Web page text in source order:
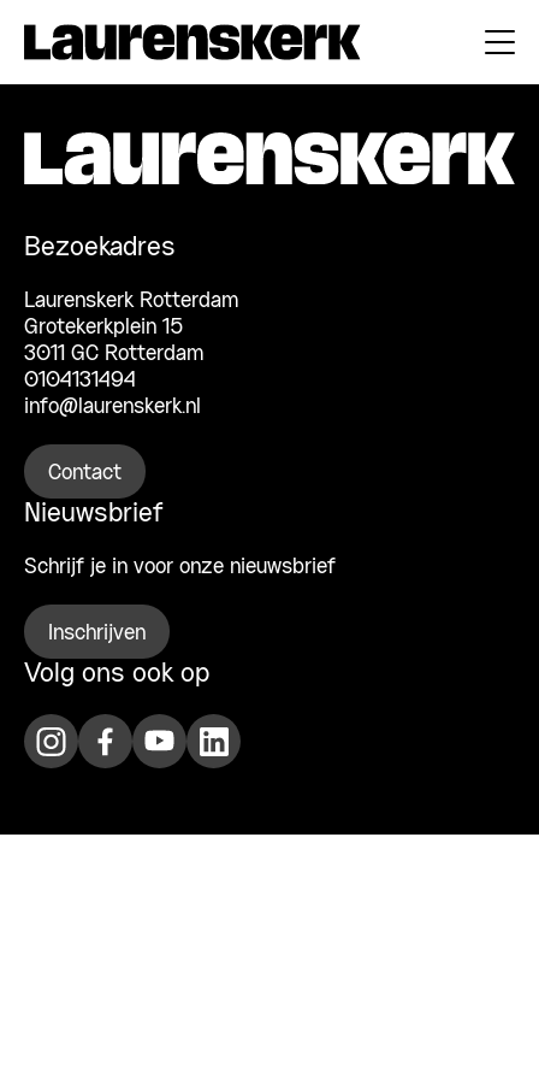
Bezoekadres
Laurenskerk Rotterdam
Grotekerkplein 15
3011 GC Rotterdam
0104131494
info@laurenskerk.nl
Contact
Nieuwsbrief
Schrijf je in voor onze nieuwsbrief
Inschrijven
Volg ons ook op